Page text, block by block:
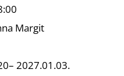
Margit
2027.01.03.